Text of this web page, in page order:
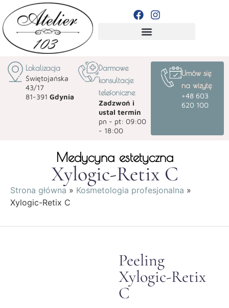
Lokalizacja
Świętojańska
43/17
81-391 Gdynia
Darmowe
konsultacje
telefoniczne
Zadzwoń i
ustal termin
pn - pt: 09:00
- 18:00
Umów się
na wizytę
+48 603
620 100
Medycyna estetyczna
Xylogic-Retix C
Strona główna » Kosmetologia profesjonalna »
Xylogic-Retix C
Peeling
Xylogic-Retix
C